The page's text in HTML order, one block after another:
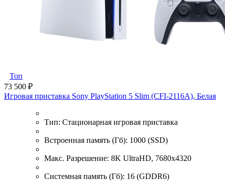
Топ
73 500 ₽
Игровая приставка Sony PlayStation 5 Slim (CFI-2116A), Белая
Тип: Стационарная игровая приставка
Встроенная память (Гб): 1000 (SSD)
Макс. Разрешение: 8K UltraHD, 7680x4320
Системная память (Гб): 16 (GDDR6)